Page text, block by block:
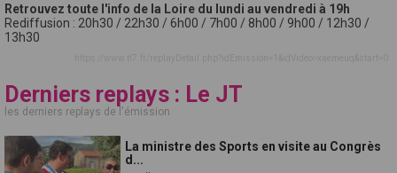
Retrouvez toute l'info de la Loire du lundi au vendredi à 19h
Rediffusion : 20h30 / 22h30 / 6h00 / 7h00 / 8h00 / 9h00 / 12h30 /
13h30
Derniers replays : Le JT
les derniers replays de l'émission
La ministre des Sports en visite au Congrès
d...